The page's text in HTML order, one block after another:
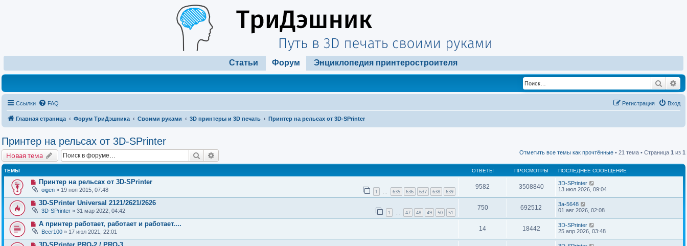
Статьи Форум Энциклопедия принтеростроителя
Поиск
Ссылки FAQ Вход
Регистрация
Главная страница Форум ТриДэшника Своими руками 3D принтеры и 3D печать Принтер на рельсах от 3D-SPrinter
Принтер на рельсах от 3D-SPrinter
Новая тема Поиск Отметить все темы как прочтённые • 21 тема • Страница 1 из 1
ТЕМЫ ОТВЕТЫ ПРОСМОТРЫ ПОСЛЕДНЕЕ СООБЩЕНИЕ
Принтер на рельсах от 3D-SPrinter
oigen » 19 ноя 2015, 07:48 1 … 635 636 637 638 639
9582 3508840
3D-SPrinter
13 июл 2026, 09:04
3D-SPrinter Universal 2121/2621/2626
3D-SPrinter » 31 мар 2022, 04:42 1 … 47 48 49 50 51
750 692512
3a-5648
01 авг 2026, 02:08
А принтер работает, работает и работает....
Beer100 » 17 июл 2021, 22:01 14 18442
3D-SPrinter
25 апр 2026, 03:48